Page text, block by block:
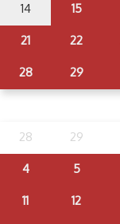
14 15
21 22
28 29
28 29
4 5
11 12